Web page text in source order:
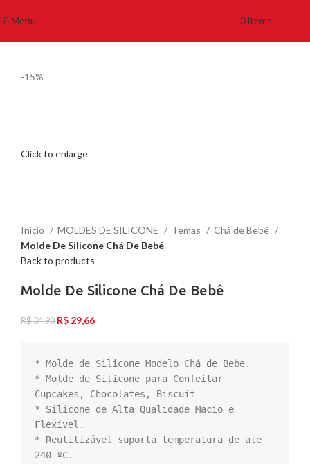
Menu 0items
-15%
Click to enlarge
Início MOLDES DE SILICONE Temas
Chá de Bebê
Molde De Silicone Chá De Bebê
Back to products
Molde De Silicone Chá De Bebê
R$34,90 R$ 29,66
* Molde de Silicone Modelo Chá de Bebe.
* Molde de Silicone para Confeitar
Cupcakes, Chocolates, Biscuit
* Silicone de Alta Qualidade Macio e
Flexível.
* Reutilizável suporta temperatura de ate
240 ºC.